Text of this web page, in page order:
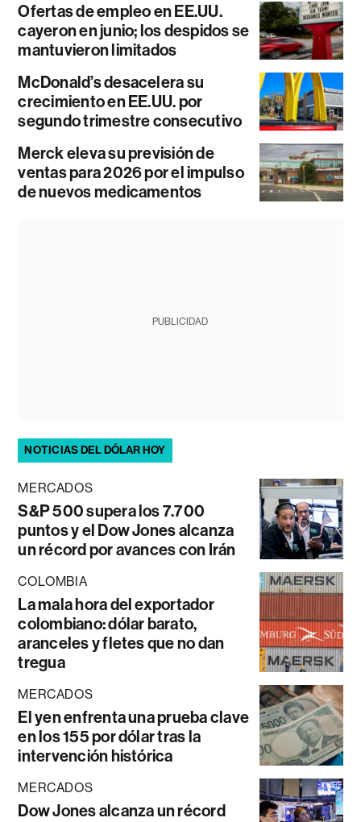
Ofertas de empleo en EE.UU.
cayeron en junio; los despidos se
mantuvieron limitados
McDonald’s desacelera su
crecimiento en EE.UU. por
segundo trimestre consecutivo
Merck eleva su previsión de
ventas para 2026 por el impulso
de nuevos medicamentos
PUBLICIDAD
NOTICIAS DEL DÓLAR HOY
MERCADOS
S&P 500 supera los 7.700
puntos y el Dow Jones alcanza
un récord por avances con Irán
COLOMBIA
La mala hora del exportador
colombiano: dólar barato,
aranceles y fletes que no dan
tregua
MERCADOS
El yen enfrenta una prueba clave
en los 155 por dólar tras la
intervención histórica
MERCADOS
Dow Jones alcanza un récord